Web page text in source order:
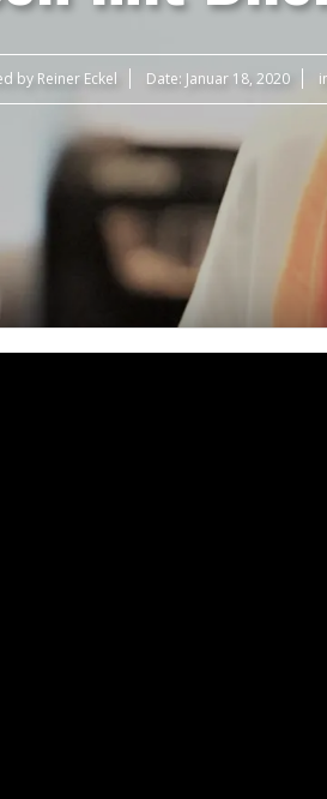
by Reiner Eckel Date: Januar 18, 2020